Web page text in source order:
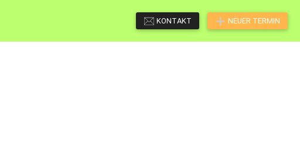
KONTAKT NEUER TERMIN